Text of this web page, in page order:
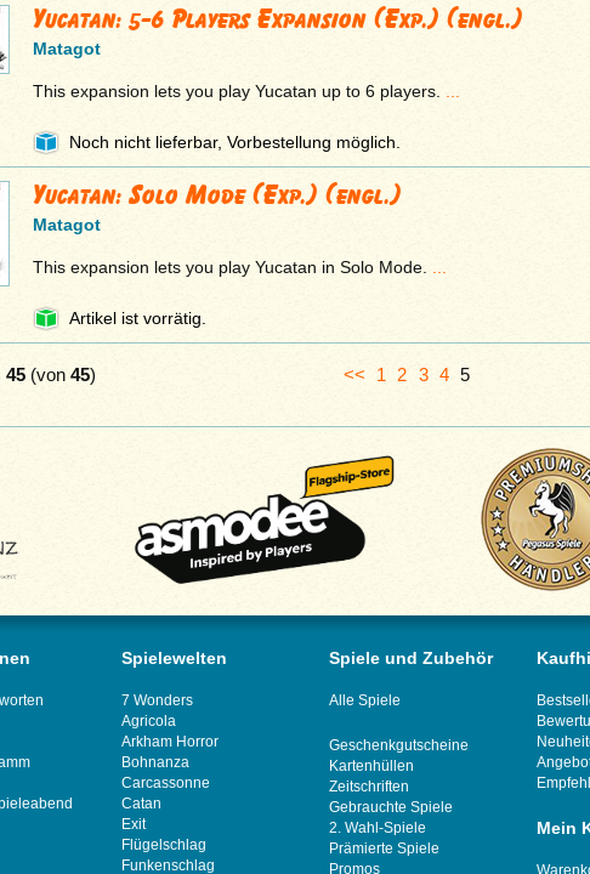
Yucatan: 5-6 Players Expansion (Exp.) (engl.)
Matagot
This expansion lets you play Yucatan up to 6 players.
Noch nicht lieferbar, Vorbestellung möglich.
Yucatan: Solo Mode (Exp.) (engl.)
Matagot
This expansion lets you play Yucatan in Solo Mode.
Artikel ist vorrätig.
45(von 45) << 1 2 3 4 5
Spielewelten
7 Wonders
Agricola
Arkham Horror
Bohnanza
Carcassonne
Catan
Exit
Flügelschlag
Funkenschlag
Spiele und Zubehör
Alle Spiele
Geschenkgutscheine
Kartenhüllen
Zeitschriften
Gebrauchte Spiele
2. Wahl-Spiele
Prämierte Spiele
Promos
Mein